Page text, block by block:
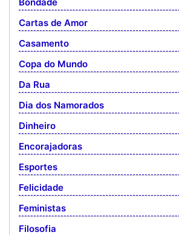
Cartas de Amor
Casamento
Copa do Mundo
Da Rua
Dia dos Namorados
Dinheiro
Encorajadoras
Esportes
Felicidade
Feministas
Filosofia